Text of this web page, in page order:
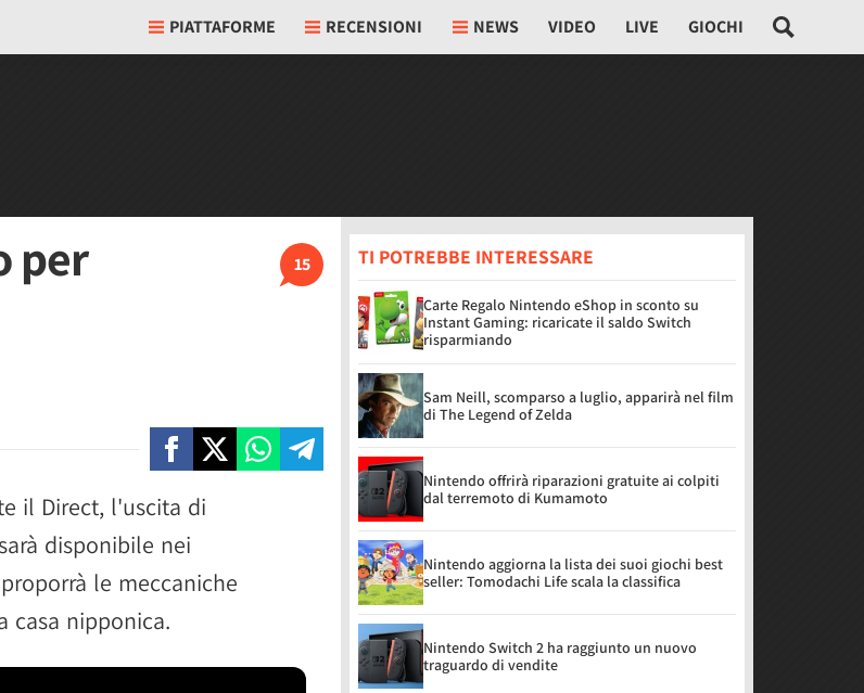
PIATTAFORME RECENSIONI NEWS VIDEO LIVE GIOCHI
15
per
il Direct, l'uscita di
disponibile nei
le meccaniche
casa nipponica.
TI POTREBBE INTERESSARE
Carte Regalo Nintendo eShop in sconto su
Instant Gaming: ricaricate il saldo Switch
risparmiando
Sam Neill, scomparso a luglio, apparirà nel film
di The Legend of Zelda
Nintendo offrirà riparazioni gratuite ai colpiti
dal terremoto di Kumamoto
Nintendo aggiorna la lista dei suoi giochi best
seller: Tomodachi Life scala la classifica
Nintendo Switch 2 ha raggiunto un nuovo
traguardo di vendite